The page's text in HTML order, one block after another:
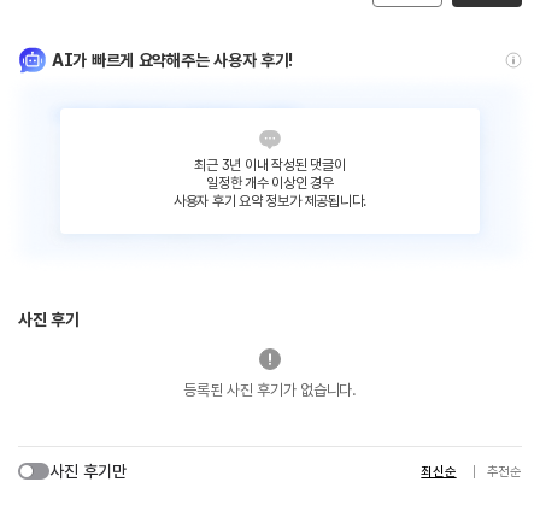
AI가 빠르게 요약해주는 사용자 후기!
최근 3년 이내 작성된 댓글이
일정한 개수 이상인 경우
사용자 후기 요약 정보가 제공됩니다.
사진 후기
등록된 사진 후기가 없습니다.
사진 후기만 최신순 추천순